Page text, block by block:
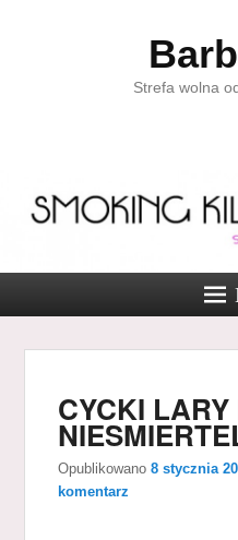
Strefa wolna
CYCKI LARY
Opublikowano8 stycznia
komentarz